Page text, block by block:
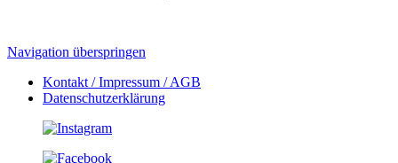
Navigation überspringen
Kontakt / Impressum / AGB
Datenschutzerklärung